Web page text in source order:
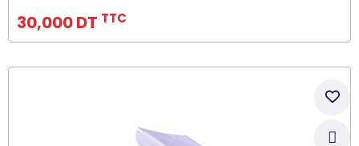
30,000 DT TTC